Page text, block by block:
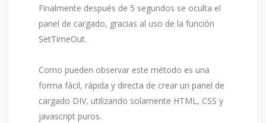
Finalmente después de 5 segundos se oculta el
panel de cargado, gracias al uso de la función
SetTimeOut.
Como pueden observar este método es una
forma fácil, rápida y directa de crear un panel de
cargado DIV, utilizando solamente HTML, CSS y
javascript puros.